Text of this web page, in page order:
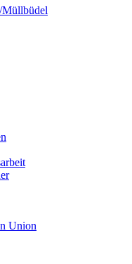
Müllbüdel
Union